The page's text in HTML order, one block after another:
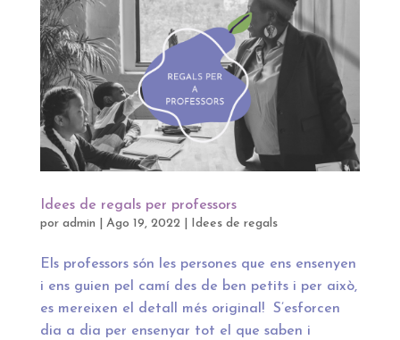
Idees de regals per professors
por admin Ago 19, 2022| Idees de regals
Els professors són les persones que ens ensenyen
i ens guien pel camí des de ben petits i per això,
es mereixen el detall més original! S’esforcen
dia a dia per ensenyar tot el que saben i